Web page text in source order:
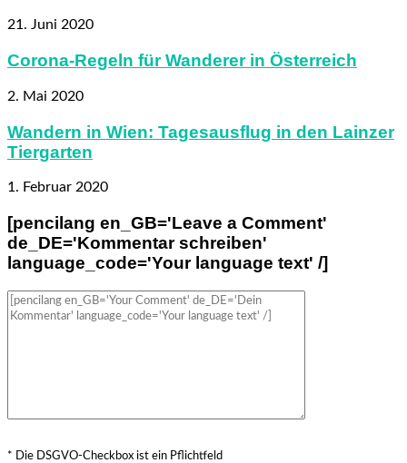
21. Juni 2020
Corona-Regeln für Wanderer in Österreich
2. Mai 2020
Wandern in Wien: Tagesausflug in den Lainzer
Tiergarten
1. Februar 2020
[pencilang en_GB='Leave a Comment'
de_DE='Kommentar schreiben'
language_code='Your language text' /]
* Die DSGVO-Checkbox ist ein Pflichtfeld